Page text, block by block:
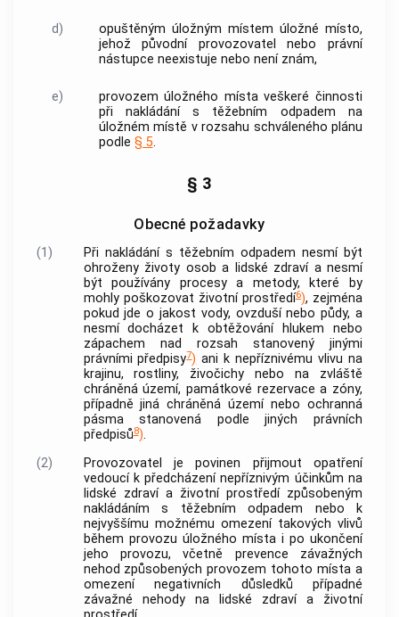
d)
opuštěným úložným místem úložné místo,
jehož původní provozovatel
nebo právní
nástupce neexistuje nebo není znám,
e)
provozem úložného místa veškeré činnosti
při nakládání s těžebním odpadem na
úložném místě v rozsahu schváleného plánu
podle § 5.
§ 3
Obecné požadavky
(1)
Při nakládání s těžebním odpadem nesmí být
ohroženy životy osob a lidské zdraví a nesmí
být používány procesy a metody, které by
mohly poškozovat životní prostředí6), zejména
pokud jde o jakost vody, ovzduší nebo půdy, a
nesmí docházet k obtěžování hlukem nebo
zápachem nad rozsah stanovený jinými
právními předpisy7) ani k nepříznivému vlivu na
krajinu, rostliny, živočichy nebo na zvláště
chráněná území, památkové rezervace a zóny,
případně jiná chráněná území nebo ochranná
pásma stanovená podle jiných právních
předpisů8).
(2)
Provozovatel je povinen přijmout opatření
vedoucí k předcházení nepříznivým účinkům na
lidské zdraví a životní prostředí způsobeným
nakládáním s těžebním odpadem nebo k
nejvyššímu možnému omezení takových vlivů
během provozu úložného místai po ukončení
jeho provozu, včetně prevence závažných
nehod způsobených provozem tohoto místa a
omezení negativních důsledků případné
závažné nehody na lidské zdraví a životní